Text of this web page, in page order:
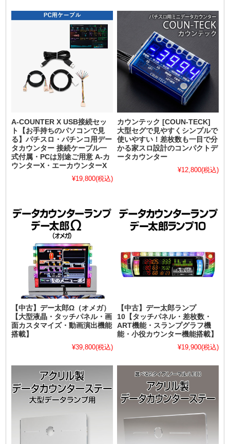
A-COUNTER X USB接続セッ
ト【お手持ちのパソコンで見
る】パチスロ・パチンコ用デー
タカウンター 接続ケーブル一
式付属・PCは別途ご用意 A-カ
ウンターX・エーカウンターX
¥19,800(税込)
カウンテック [COUN-TECK]
大型セグで見やすくシンプルで
使いやすい！差枚数も一目で分
かる家スロ設計のコンパクトデ
ータカウンター
¥12,800(税込)
【中古】デー太郎Ω（オメガ）
【大型液晶・タッチパネル・画
面カスタマイズ・動画演出機能
搭載】
¥39,800(税込)
【中古】デー太郎ランプ
10【タッチパネル・差枚数・
ART機能・スランプグラフ機
能・小役カウンター機能搭載】
¥19,900(税込)